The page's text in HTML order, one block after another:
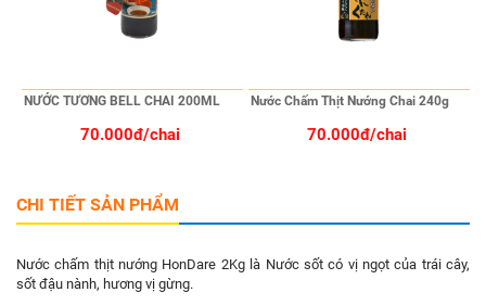
NƯỚC TƯƠNG BELL CHAI 200ML
70.000đ/chai
Nước Chấm Thịt Nướng Chai 240g
70.000đ/chai
CHI TIẾT SẢN PHẨM
Nước chấm thịt nướng HonDare 2Kg là Nước sốt có vị ngọt của trái cây,
sốt đậu nành, hương vị gừng.